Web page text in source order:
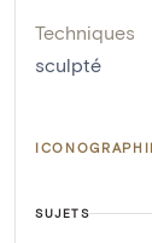
Techniques
sculpté
SUJETS